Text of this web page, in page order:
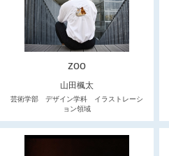
zoo
山田楓太
芸術学部 デザイン学科 イラストレーシ
ョン領域